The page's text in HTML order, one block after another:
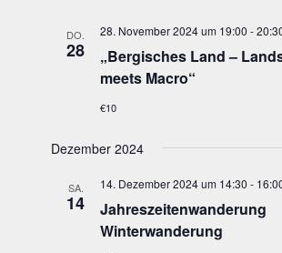
DO.
28 „Ber­gi­sches Land –
meets Macro“
28. November 2024 um 19:00 -
€10
Dezember 2024
SA.
14
Jah­res­zei­ten­wan­de­rung
Winterwanderung
14. Dezember 2024 um 14:30 -